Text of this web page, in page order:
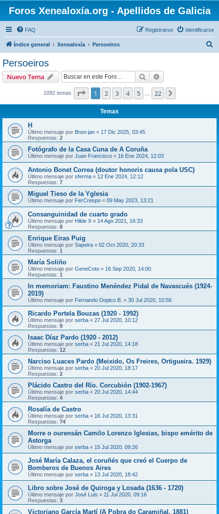
Foros Xenealoxía.org - Apellidos de Galicia
FAQ Identificarse
Registrarse
Índice general Xenealoxía Persoeiros
Persoeiros
Nuevo Tema Buscar
1092 temas Página de 22
1 2 3 4 5 22
Temas
H
Último mensaje por Breo-jan « 17 Dic 2025, 03:45
Respuestas: 2
Fotógrafo de la Casa Cuna de A Coruña
Último mensaje por Juan Francisco « 16 Ene 2024, 12:03
Antonio Bonet Correa (doutor honoris causa pola USC)
Último mensaje por sferma « 12 Ene 2024, 12:12
Respuestas: 7
Miguel Tieso de la Yglesia
Último mensaje por FerCrespo « 09 May 2023, 13:21
Consanguinidad de cuarto grado
Último mensaje por Hilde X « 14 Ago 2021, 16:33
Respuestas: 8
Enrique Eiras Puig
Último mensaje por Sapeira « 02 Oct 2020, 20:33
Respuestas: 1
María Soliño
Último mensaje por GeneCoto « 16 Sep 2020, 14:00
Respuestas: 1
In memoriam: Faustino Menéndez Pidal de Navascués (1924-
2019)
Último mensaje por Fernando Dopico B. « 30 Jul 2020, 10:56
Ricardo Portela Bouzas (1920 - 1992)
Último mensaje por serba « 27 Jul 2020, 10:12
Respuestas: 9
Isaac Díaz Pardo (1920 - 2012)
Último mensaje por serba « 21 Jul 2020, 14:18
Respuestas: 12
Narciso Luaces Pardo (Meixido, Os Freires, Ortigueira. 1929)
Último mensaje por serba « 20 Jul 2020, 18:17
Respuestas: 2
Plácido Castro del Río. Corcubión (1902-1967)
Último mensaje por serba « 20 Jul 2020, 14:44
Respuestas: 4
Rosalía de Castro
Último mensaje por serba « 16 Jul 2020, 13:31
Respuestas: 74
Morre o ourensán Camilo Lorenzo Iglesias, bispo emérito de
Astorga
Último mensaje por serba « 15 Jul 2020, 09:26
José María Calaza, el coruñés que creó el Cuerpo de
Bomberos de Buenos Aires
Último mensaje por serba « 13 Jul 2020, 18:42
Libro sobre José de Quiroga y Losada (1636 - 1720)
Último mensaje por José Luis « 11 Jul 2020, 09:16
Respuestas: 3
Victoriano García Martí (A Pobra do Caramiñal, 1881)